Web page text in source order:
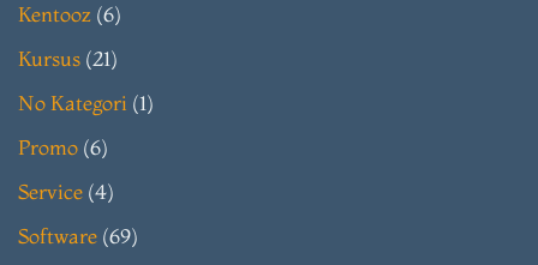
Kentooz (6)
Kursus (21)
No Kategori (1)
Promo (6)
Service (4)
Software (69)